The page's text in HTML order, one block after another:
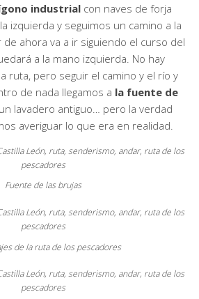
industrial con naves de forja
izquierda y seguimos un camino a la
ahora va a ir siguiendo el curso del
a la mano izquierda. No hay
ruta, pero seguir el camino y el río y
de nada llegamos a la fuente de
lavadero antiguo… pero la verdad
averiguar lo que era en realidad.
Fuente de las brujas
de la ruta de los pescadores